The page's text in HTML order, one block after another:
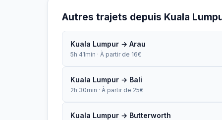
Autres trajets depuis Kuala
Kuala Lumpur → Arau
5h 41min · À partir de 16€
Kuala Lumpur → Bali
2h 30min · À partir de 25€
Kuala Lumpur → Butterworth